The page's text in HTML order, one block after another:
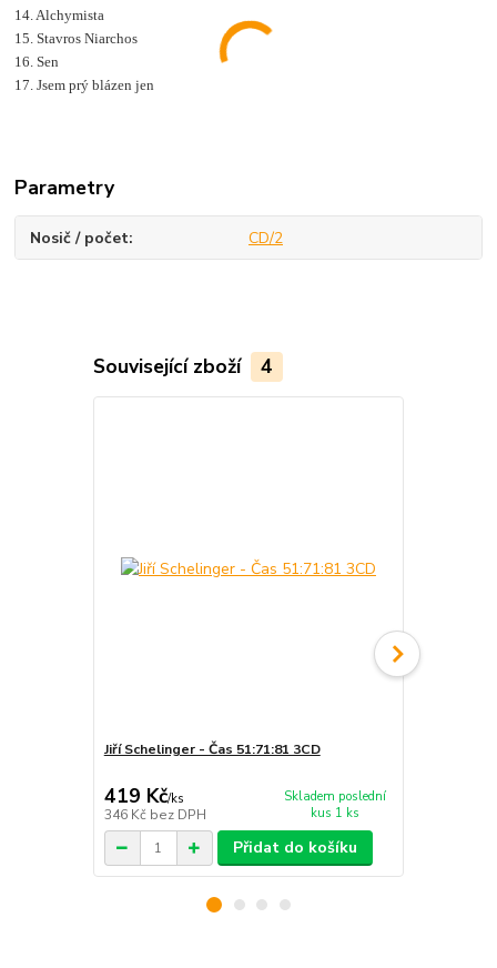
14. Alchymista
15. Stavros Niarchos
16. Sen
17. Jsem prý blázen jen
Parametry
Nosič / počet CD/2
Související zboží 4
Jiří Schelinger - Čas 51:71:81 3CD
419 Kč/ks
346 Kč bez DPH
Skladem poslední
kus 1 ks
Přidat do košíku